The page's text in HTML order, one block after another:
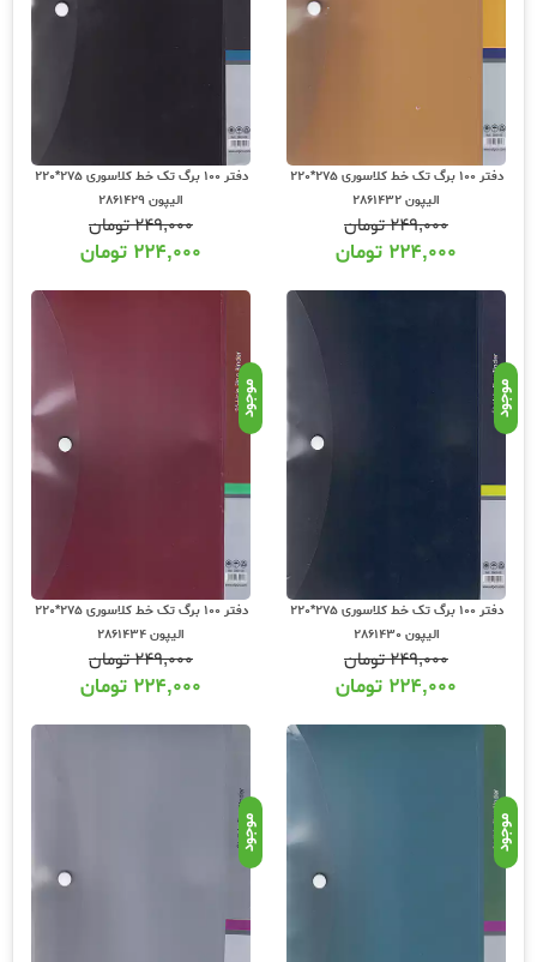
دفتر 100 برگ تک خط کلاسوری 275*220
الیپون 2861432
۲۴۹,۰۰۰تومان
۲۲۴,۰۰۰ تومان
دفتر 100 برگ تک خط کلاسوری 275*220
الیپون 2861429
۲۴۹,۰۰۰تومان
۲۲۴,۰۰۰ تومان
موجود
دفتر 100 برگ تک خط کلاسوری 275*220
الیپون 2861430
۲۴۹,۰۰۰تومان
۲۲۴,۰۰۰ تومان
موجود
دفتر 100 برگ تک خط کلاسوری 275*220
الیپون 2861434
۲۴۹,۰۰۰تومان
۲۲۴,۰۰۰ تومان
موجود موجود